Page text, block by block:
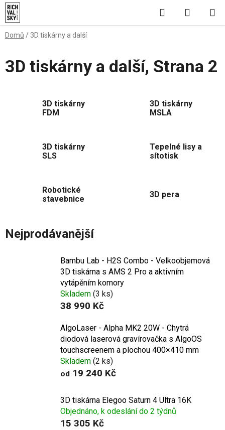
Přejít
na
obsah
Hledat
KOŠÍK
Domů / 3D tiskárny a další
3D tiskárny a další, Strana 2
3D tiskárny
FDM
3D tiskárny
MSLA
3D tiskárny
SLS
Tepelné lisy a
sítotisk
Robotické
stavebnice
3D pera
Nejprodávanější
Bambu Lab - H2S Combo - Velkoobjemová
3D tiskárna s AMS 2 Pro a aktivním
vytápěním komory
Skladem (3 ks)
38 990 Kč
AlgoLaser - Alpha MK2 20W - Chytrá
diodová laserová gravírovačka s AlgoOS
touchscreenem a plochou 400×410 mm
Skladem (2 ks)
od 19 240 Kč
3D tiskárna Elegoo Saturn 4 Ultra 16K
Objednáno, k odeslání do 2 týdnů
15 305 Kč